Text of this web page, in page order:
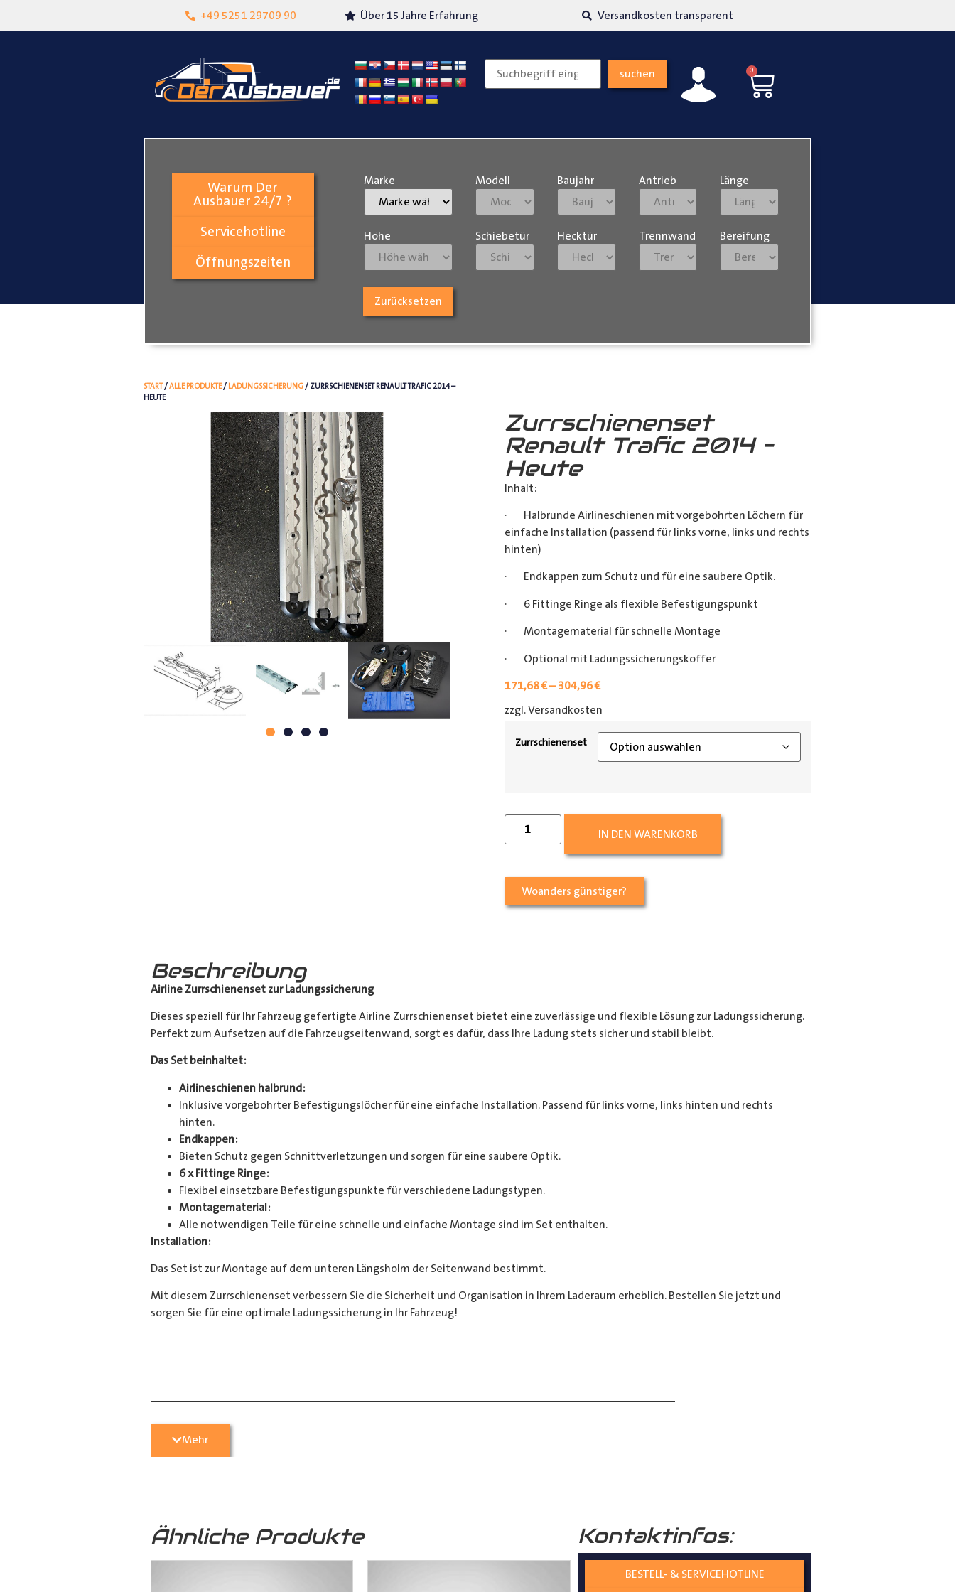
+49 5251 29709 90
Lokalgeschäft in Paderborn Über 15 Jahre Erfahrung Versandkosten transparent
suchen 0
Warum Der
Ausbauer 24/7 ?
Servicehotline
Öffnungszeiten
Marke Modell Baujahr Antrieb Länge
Höhe Schiebetür Hecktür Trennwand Bereifung
Zurücksetzen
START/ALLE PRODUKTE/ LADUNGSSICHERUNG/ ZURRSCHIENENSET RENAULT TRAFIC 2014 –
HEUTE
Zurrschienenset
Renault Trafic 2014 –
Heute
Inhalt:
· Halbrunde Airlineschienen mit vorgebohrten Löchern für
einfache Installation (passend für links vorne, links und rechts
hinten)
· Endkappen zum Schutz und für eine saubere Optik.
· 6 Fittinge Ringe als flexible Befestigungspunkt
· Montagematerial für schnelle Montage
· Optional mit Ladungssicherungskoffer
171,68€–304,96€
zzgl. Versandkosten
Zurrschienenset
IN DEN WARENKORB
Woanders günstiger?
Beschreibung
Airline Zurrschienenset zur Ladungssicherung
Dieses speziell für Ihr Fahrzeug gefertigte Airline Zurrschienenset bietet eine zuverlässige und flexible Lösung zur Ladungssicherung.
Perfekt zum Aufsetzen auf die Fahrzeugseitenwand, sorgt es dafür, dass Ihre Ladung stets sicher und stabil bleibt.
Das Set beinhaltet:
Airlineschienen halbrund:
Inklusive vorgebohrter Befestigungslöcher für eine einfache Installation. Passend für links vorne, links hinten und rechts
hinten.
Endkappen:
Bieten Schutz gegen Schnittverletzungen und sorgen für eine saubere Optik.
6 x Fittinge Ringe:
Flexibel einsetzbare Befestigungspunkte für verschiedene Ladungstypen.
Montagematerial:
Alle notwendigen Teile für eine schnelle und einfache Montage sind im Set enthalten.
Installation:
Das Set ist zur Montage auf dem unteren Längsholm der Seitenwand bestimmt.
Mit diesem Zurrschienenset verbessern Sie die Sicherheit und Organisation in Ihrem Laderaum erheblich. Bestellen Sie jetzt und
sorgen Sie für eine optimale Ladungssicherung in Ihr Fahrzeug!
Bei Fragen stehen wir Ihnen gerne zur Verfügung.
Hilfreiche Montageanleitungen und Tipps finden Sie auch auf unseremYouTube Kanal einfach und verständlich erklärt.
Mehr
Ähnliche Produkte Kontaktinfos:
BESTELL- & SERVICEHOTLINE